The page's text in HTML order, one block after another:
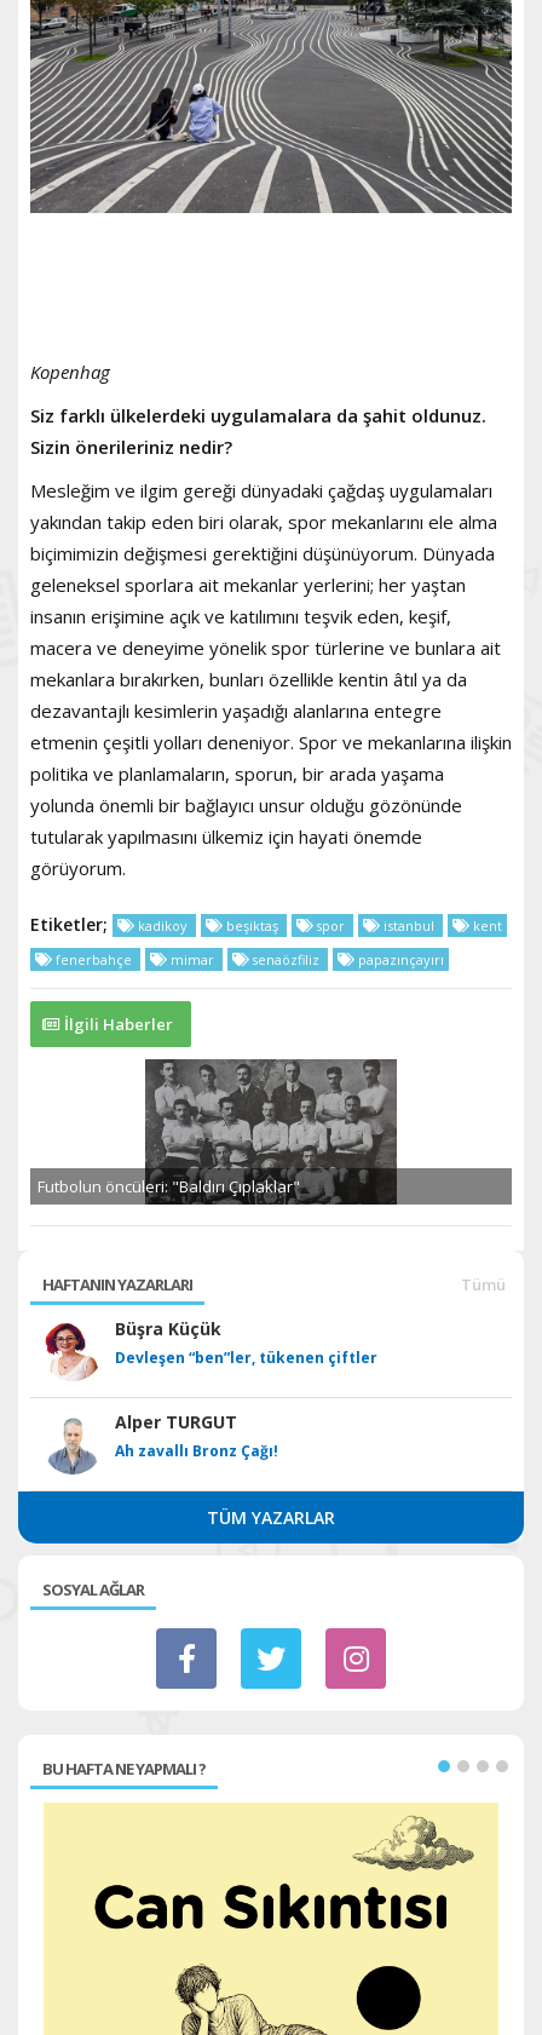
Kopenhag
Siz farklı ülkelerdeki uygulamalara da şahit oldunuz.
Sizin önerileriniz nedir?
Mesleğim ve ilgim gereği dünyadaki çağdaş uygulamaları
yakından takip eden biri olarak, spor mekanlarını ele alma
biçimimizin değişmesi gerektiğini düşünüyorum. Dünyada
geleneksel sporlara ait mekanlar yerlerini; her yaştan
insanın erişimine açık ve katılımını teşvik eden, keşif,
macera ve deneyime yönelik spor türlerine ve bunlara ait
mekanlara bırakırken, bunları özellikle kentin âtıl ya da
dezavantajlı kesimlerin yaşadığı alanlarına entegre
etmenin çeşitli yolları deneniyor. Spor ve mekanlarına ilişkin
politika ve planlamaların, sporun, bir arada yaşama
yolunda önemli bir bağlayıcı unsur olduğu gözönünde
tutularak yapılmasını ülkemiz için hayati önemde
görüyorum.
Etiketler; kadikoy beşiktaş spor istanbul
kent
fenerbahçe
mimar senaözfiliz papazınçayırı
İlgili Haberler
Futbolun öncüleri: "Baldırı Çıplaklar"
HAFTANIN YAZARLARI Tümü
Büşra Küçük
Devleşen “ben”ler, tükenen çiftler
Alper TURGUT
Ah zavallı Bronz Çağı!
TÜM YAZARLAR
SOSYAL AĞLAR
BU HAFTA NE YAPMALI ?